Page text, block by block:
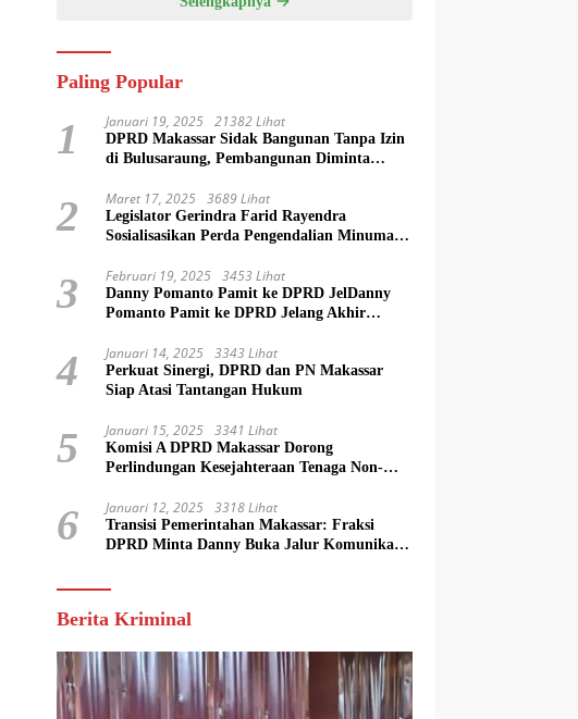
Paling Popular
1 Januari 19, 2025 21382 Lihat
DPRD Makassar Sidak Bangunan Tanpa Izin
di Bulusaraung, Pembangunan Diminta
2 Maret 17, 2025 3689 Lihat
Legislator Gerindra Farid Rayendra
Sosialisasikan Perda Pengendalian Minuman
3 Februari 19, 2025 3453 Lihat
Danny Pomanto Pamit ke DPRD JelDanny
Pomanto Pamit ke DPRD Jelang Akhir
Jabatan Wali Kota Makassar
4 Januari 14, 2025 3343 Lihat
Perkuat Sinergi, DPRD dan PN Makassar
Siap Atasi Tantangan Hukum
5 Januari 15, 2025 3341 Lihat
Komisi A DPRD Makassar Dorong
Perlindungan Kesejahteraan Tenaga Non-
6 Januari 12, 2025 3318 Lihat
Transisi Pemerintahan Makassar: Fraksi
DPRD Minta Danny Buka Jalur Komunikasi
Berita Kriminal